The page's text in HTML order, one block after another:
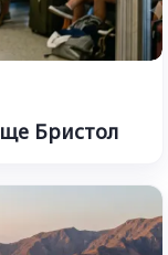
Бристол